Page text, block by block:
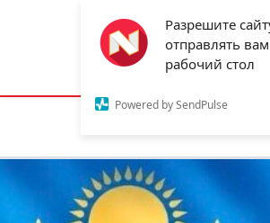
Разрешите
отправлять
рабочий стол
Powered by SendPulse
Астана:23°C